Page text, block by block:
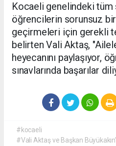
Kocaeli genelindeki tüm
öğrencilerin sorunsuz bir
geçirmeleri için gerekli
belirten Vali Aktaş,
heyecanını paylaşıyor,
sınavlarında başarılar
#kocaeli
#Vali Aktaş ve Başkan